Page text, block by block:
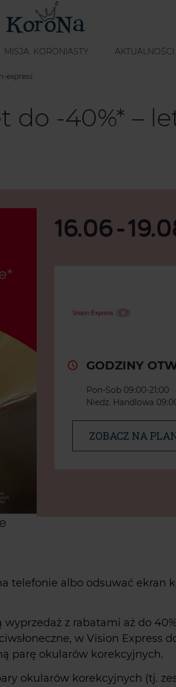
MISJA: KORONIASTY AKTUALNOŚCI
express
do -40%* –
16.06-
GODZINY
Pon-Sob 09:00-21:00
Niedz. Handlowa
ZOBACZ NA
telefonie albo odsuwać ekran
z rabatami aż do
w Vision Express
parę okularów korekcyjnych.
okularów korekcyjnych (tj.